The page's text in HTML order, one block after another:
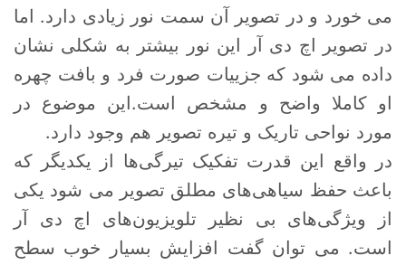
می خورد و در تصویر آن سمت نور زیادی دارد. اما
در تصویر اچ دی آر این نور بیشتر به شکلی نشان
داده می شود که جزییات صورت فرد و بافت چهره
او کاملا واضح و مشخص است.این موضوع در
مورد نواحی تاریک و تیره تصویر هم وجود دارد.
در واقع این قدرت تفکیک تیرگی‌ها از یکدیگر که
باعث حفظ سیاهی‌های مطلق تصویر می شود یکی
از ویژگی‌های بی نظیر تلویزیون‌های اچ دی آر
است. می توان گفت افزایش بسیار خوب سطح